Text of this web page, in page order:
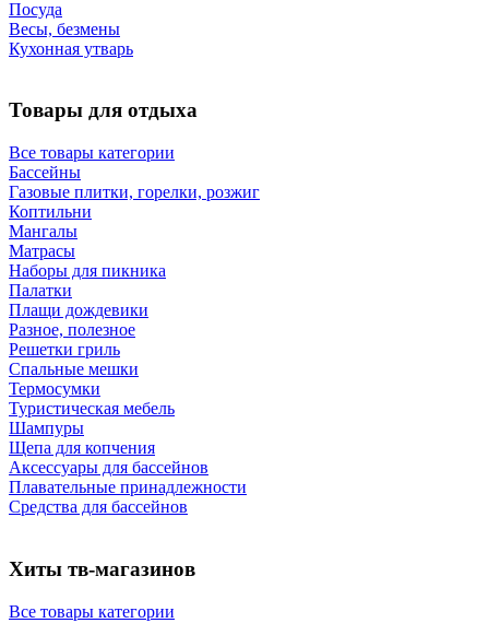
Посуда
Весы, безмены
Кухонная утварь
Товары для отдыха
Все товары категории
Бассейны
Газовые плитки, горелки, розжиг
Коптильни
Мангалы
Матрасы
Наборы для пикника
Палатки
Плащи дождевики
Разное, полезное
Решетки гриль
Спальные мешки
Термосумки
Туристическая мебель
Шампуры
Щепа для копчения
Аксессуары для бассейнов
Плавательные принадлежности
Средства для бассейнов
Хиты тв-магазинов
Все товары категории